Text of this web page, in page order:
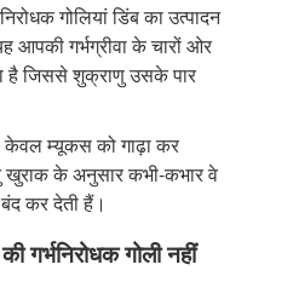
गोलियां डिंब का उत्पादन
आपकी गर्भग्रीवा के चारों ओर
है जिससे शुक्राणु उसके पार
केवल म्यूकस को गाढ़ा कर
खुराक के अनुसार कभी-कभार वे
कर देती हैं।
गर्भनिरोधक गोली नहीं